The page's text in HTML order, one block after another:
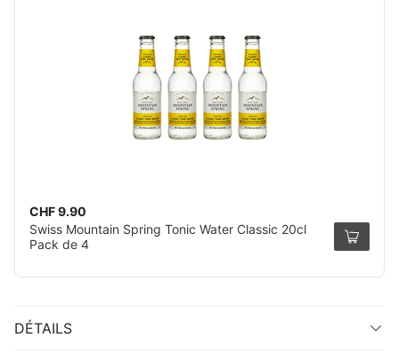
CHF 9.90
Swiss Mountain Spring Tonic Water Classic 20cl
Pack de 4
DÉTAILS